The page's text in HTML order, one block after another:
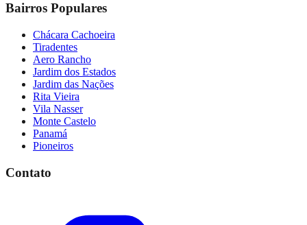
Bairros Populares
Chácara Cachoeira
Tiradentes
Aero Rancho
Jardim dos Estados
Jardim das Nações
Rita Vieira
Vila Nasser
Monte Castelo
Panamá
Pioneiros
Contato